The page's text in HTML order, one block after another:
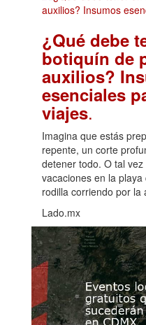
¿Qué debe
botiquín de
auxilios?
esenciales
viajes.
Imagina que estás
repente, un corte
detener todo. O tal
vacaciones en la
rodilla corriendo por la
Lado.mx